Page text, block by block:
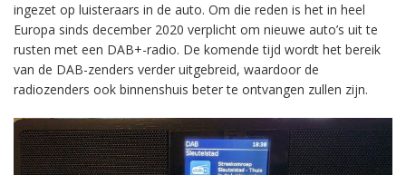
ingezet op luisteraars in de auto. Om die reden is het in heel
Europa sinds december 2020 verplicht om nieuwe auto’s uit te
rusten met een DAB+-radio. De komende tijd wordt het bereik
van de DAB-zenders verder uitgebreid, waardoor de
radiozenders ook binnenshuis beter te ontvangen zullen zijn.